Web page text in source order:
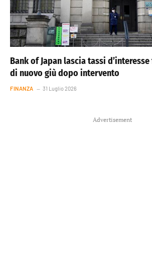
Bank of Japan lascia tassi d’interesse
di nuovo giù dopo intervento
FINANZA 31 Luglio 2026
Advertisement